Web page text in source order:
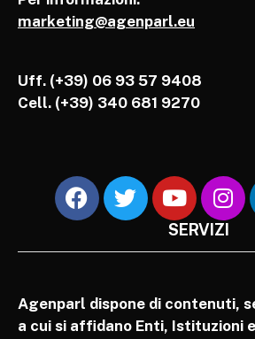
marketing@agenparl.eu
Uff. (+39) 06 93 57 9408
Cell. (+39) 340 681 9270
SERVIZI
Agenparl dispone di contenuti,
a cui si affidano Enti, Istituzioni